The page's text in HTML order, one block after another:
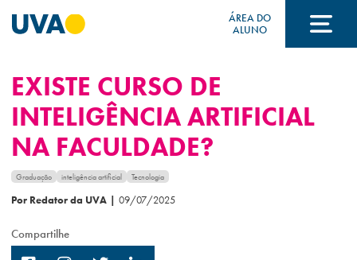
ÁREA DO
ALUNO
A UVA
CURSOS
FORMAS DE INGRESSO
EXISTE CURSO DE
INTELIGÊNCIA ARTIFICIAL
NA FACULDADE?
Graduação inteligência artificial Tecnologia
Por Redator da UVA | 09/07/2025
Compartilhe